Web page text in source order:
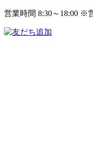
営業時間 8:30～18:00 ※